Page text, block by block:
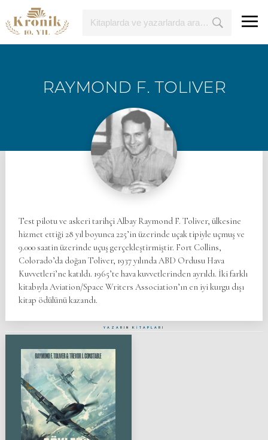
RAYMOND F. TOLIVER
Test pilotu ve askeri tarihçi Albay Raymond F. Toliver, ülkesine
hizmet ettiği 28 yıl boyunca 225’in üzerinde uçak tipiyle uçmuş ve
9.000 saatin üzerinde uçuş gerçekleştirmiştir. Fort Collins,
Colorado’da doğan Toliver, 1937 yılında ABD Ordusu Hava
Kuvvetleri’ne katıldı. 1965’te hava kuvvetlerinden ayrıldı. İki farklı
kitabıyla Aviation/Space Writers Association’ın en iyi kurgu dışı
kitap ödülünü kazandı.
YAZARIN KİTAPLARI